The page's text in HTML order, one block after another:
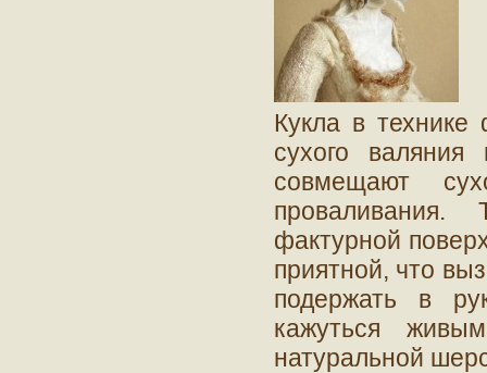
Кукла в технике
сухого
совмещают
фактурной
приятной, что
подержать в
кажуться
натуральной